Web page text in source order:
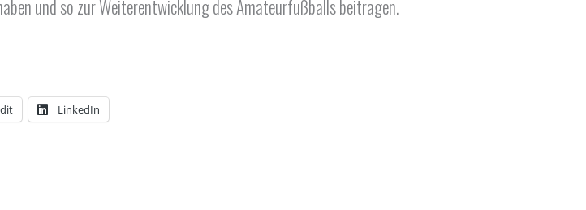
und so zur Weiterentwicklung des Amateurfußballs beitragen.
LinkedIn